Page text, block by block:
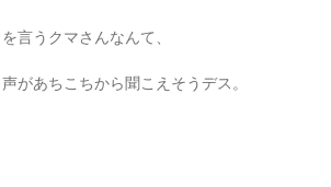
言うクマさんなんて、
があちこちから聞こえそうデス。